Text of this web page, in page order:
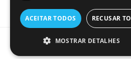
ACEITAR TODOS RECUSAR
MOSTRAR DETALHES